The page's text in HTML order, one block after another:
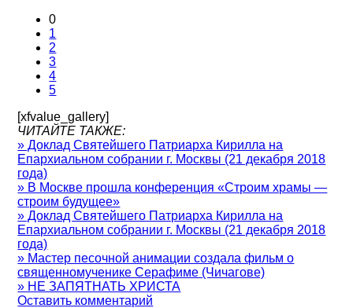
0
1
2
3
4
5
[xfvalue_gallery]
ЧИТАЙТЕ ТАКЖЕ:
» Доклад Святейшего Патриарха Кирилла на
Епархиальном собрании г. Москвы (21 декабря 2018
года)
» В Москве прошла конференция «Строим храмы —
строим будущее»
» Доклад Святейшего Патриарха Кирилла на
Епархиальном собрании г. Москвы (21 декабря 2018
года)
» Мастер песочной анимации создала фильм о
священномученике Серафиме (Чичагове)
» НЕ ЗАПЯТНАТЬ ХРИСТА
Оставить комментарий